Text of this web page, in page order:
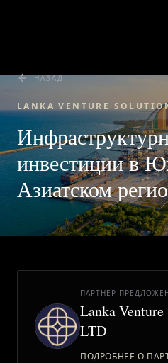
О
НАЗАД
LANKA VENTURE
инвестиции в
Азиатском
ПАРТНЕР
Lanka
LTD
ПОДРОБНЕЕ О